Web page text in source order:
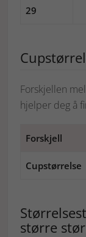
29
Forskjellen
hjelper deg å
Forskjell
Cupstørrelse
større